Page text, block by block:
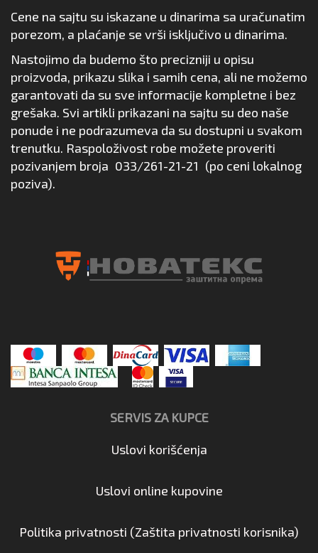
Cene na sajtu su iskazane u dinarima sa uračunatim
porezom, a plaćanje se vrši isključivo u dinarima.
Nastojimo da budemo što precizniji u opisu
proizvoda, prikazu slika i samih cena, ali ne možemo
garantovati da su sve informacije kompletne i bez
grešaka. Svi artikli prikazani na sajtu su deo naše
ponude i ne podrazumeva da su dostupni u svakom
trenutku. Raspoloživost robe možete proveriti
pozivanjem broja 033/261-21-21 (po ceni lokalnog
poziva).
SERVIS ZA KUPCE
Uslovi korišćenja
Uslovi online kupovine
Politika privatnosti (Zaštita privatnosti korisnika)